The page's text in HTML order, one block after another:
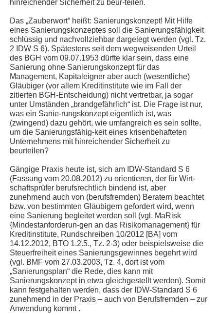
hinreichender Sicherheit zu beur-teilen.
Das „Zauberwort“ heißt: Sanierungskonzept! Mit Hilfe
eines Sanierungskonzeptes soll die Sanierungsfähigkeit
schlüssig und nachvollziehbar dargelegt werden (vgl. Tz.
2 IDW S 6). Spätestens seit dem wegweisenden Urteil
des BGH vom 09.07.1953 dürfte klar sein, dass eine
Sanierung ohne Sanierungskonzept für das
Management, Kapitaleigner aber auch (wesentliche)
Gläubiger (vor allem Kreditinstitute wie im Fall der
zitierten BGH-Entscheidung) nicht vertretbar, ja sogar
unter Umständen „brandgefährlich“ ist. Die Frage ist nur,
was ein Sanie-rungskonzept eigentlich ist, was
(zwingend) dazu gehört, wie umfangreich es sein sollte,
um die Sanierungsfähig-keit eines krisenbehafteten
Unternehmens mit hinreichender Sicherheit zu
beurteilen?
Gängige Praxis heute ist, sich am IDW-Standard S 6
(Fassung vom 20.08.2012) zu orientieren, der für Wirt-
schaftsprüfer berufsrechtlich bindend ist, aber
zunehmend auch von (berufsfremden) Beratern beachtet
bzw. von bestimmten Gläubigern gefordert wird, wenn
eine Sanierung begleitet werden soll (vgl. MaRisk
{Mindestanforderun-gen an das Risikomanagement} für
Kreditinstitute, Rundschreiben 10/2012 [BA] vom
14.12.2012, BTO 1.2.5., Tz. 2-3) oder beispielsweise die
Steuerfreiheit eines Sanierungsgewinnes begehrt wird
(vgl. BMF vom 27.03.2003, Tz. 4, dort ist vom
„Sanierungsplan“ die Rede, dies kann mit
Sanierungskonzept in etwa gleichgestellt werden). Somit
kann festgehalten werden, dass der IDW-Standard S 6
zunehmend in der Praxis – auch von Berufsfremden – zur
Anwendung kommt .